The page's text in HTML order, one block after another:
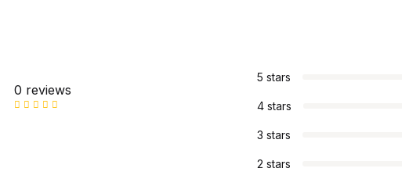
0 reviews
5 stars
4 stars
3 stars
2 stars